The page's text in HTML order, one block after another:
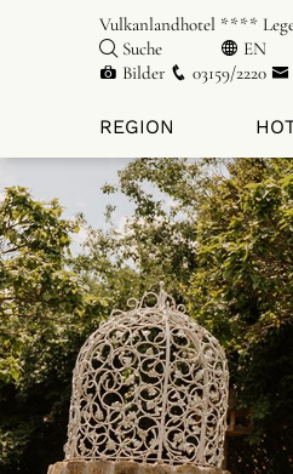
Vulkanlandhotel ****
Suche
EN
Bilder
03159/2220
REGION